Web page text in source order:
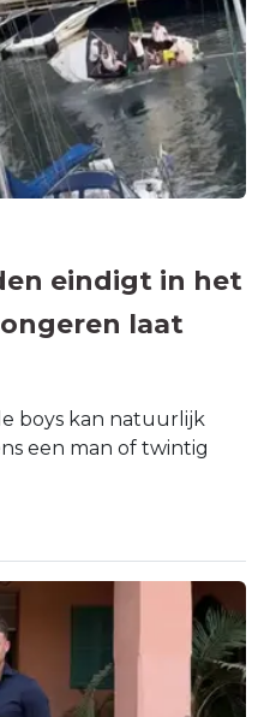
eindigt in het
laat
boys kan natuurlijk
een man of twintig